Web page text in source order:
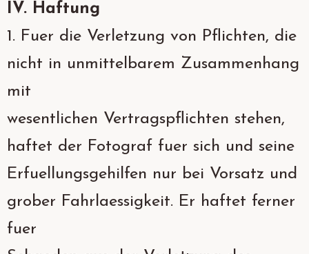
IV. Haftung
1. Fuer die Verletzung von Pflichten, die
nicht in unmittelbarem Zusammenhang
mit
wesentlichen Vertragspflichten stehen,
haftet der Fotograf fuer sich und seine
Erfuellungsgehilfen nur bei Vorsatz und
grober Fahrlaessigkeit. Er haftet ferner
fuer